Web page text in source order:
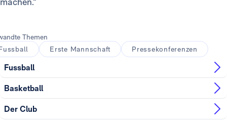
Themen
Erste Mannschaft Pressekonferenzen
Fussball
Basketball
Der Club